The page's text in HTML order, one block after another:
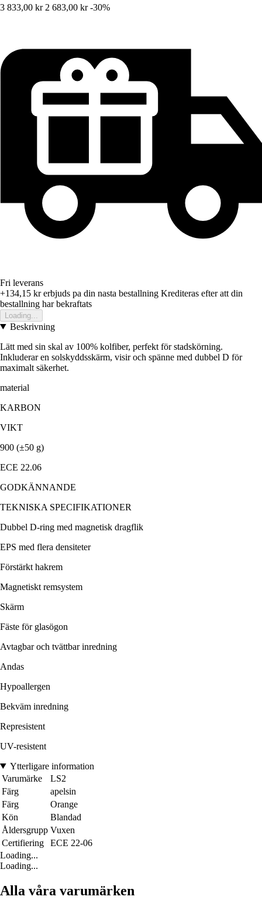
3 833,00 kr 2 683,00 kr -30%
Fri leverans
+134,15 krerbjuds pa din nasta bestallning Krediteras efter att din
bestallning har bekraftats
Loading...
Beskrivning
Lätt med sin skal av 100% kolfiber, perfekt för stadskörning.
Inkluderar en solskyddsskärm, visir och spänne med dubbel D för
maximalt säkerhet.
material
KARBON
VIKT
900 (±50 g)
ECE 22.06
GODKÄNNANDE
TEKNISKA SPECIFIKATIONER
Dubbel D-ring med magnetisk dragflik
EPS med flera densiteter
Förstärkt hakrem
Magnetiskt remsystem
Skärm
Fäste för glasögon
Avtagbar och tvättbar inredning
Andas
Hypoallergen
Bekväm inredning
Represistent
UV-resistent
Ytterligare information
Varumärke
LS2
Färg
apelsin
Färg
Orange
Kön
Blandad
Åldersgrupp Vuxen
Certifiering
ECE 22-06
Loading...
Loading...
Alla våra varumärken